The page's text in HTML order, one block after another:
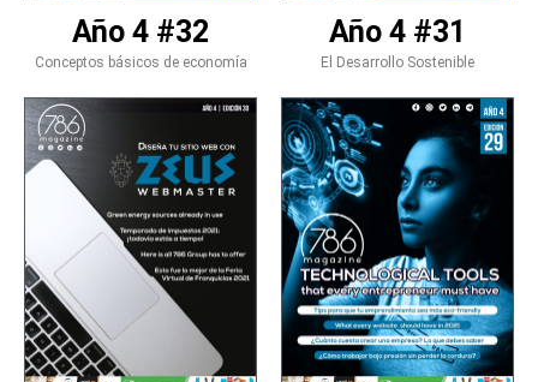
Año 4 #32
Conceptos básicos de economía
Año 4 #31
El Desarrollo Sostenible